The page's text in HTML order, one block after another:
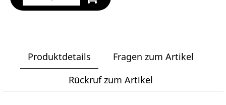
Produktdetails
Fragen zum Artikel
Rückruf zum Artikel